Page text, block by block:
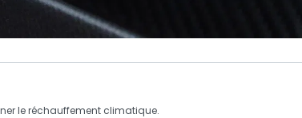
le réchauffement climatique.